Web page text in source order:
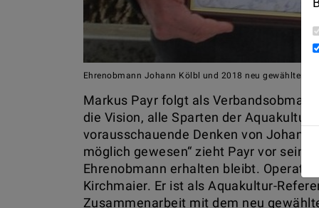
Ehrenobmann Johann Kölbl und 2018 neu gewählter
Markus Payr folgt als
die Vision, alle Sparten der Aquakultur
vorausschauende Denken von
möglich gewesen“ zieht Payr vor
Ehrenobmann erhalten bleibt.
Kirchmaier. Er ist als Aquakultur-
Zusammenarbeit mit dem neu